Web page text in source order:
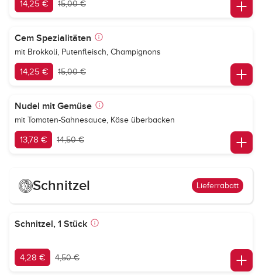
14,25 € 15,00 €
Cem Spezialitäten
mit Brokkoli, Putenfleisch, Champignons
14,25 € 15,00 €
Nudel mit Gemüse
mit Tomaten-Sahnesauce, Käse überbacken
13,78 € 14,50 €
Schnitzel Lieferrabatt
Schnitzel, 1 Stück
4,28 € 4,50 €